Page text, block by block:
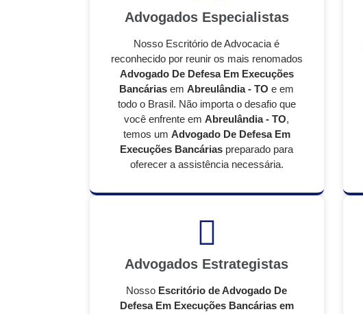
Advogados Especialistas
Nosso Escritório de Advocacia é
reconhecido por reunir os mais renomados
Advogado De Defesa Em Execuções
Bancárias em Abreulândia - TO e em
todo o Brasil. Não importa o desafio que
você enfrente em Abreulândia - TO,
temos um Advogado De Defesa Em
Execuções Bancárias preparado para
oferecer a assistência necessária.
Advogados Estrategistas
Nosso Escritório de Advogado De
Defesa Em Execuções Bancárias em